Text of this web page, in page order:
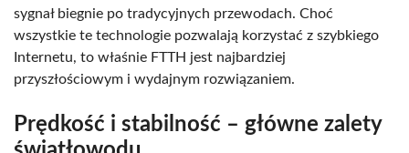
sygnał biegnie po tradycyjnych przewodach. Choć
wszystkie te technologie pozwalają korzystać z szybkiego
Internetu, to właśnie FTTH jest najbardziej
przyszłościowym i wydajnym rozwiązaniem.
Prędkość i stabilność – główne zalety